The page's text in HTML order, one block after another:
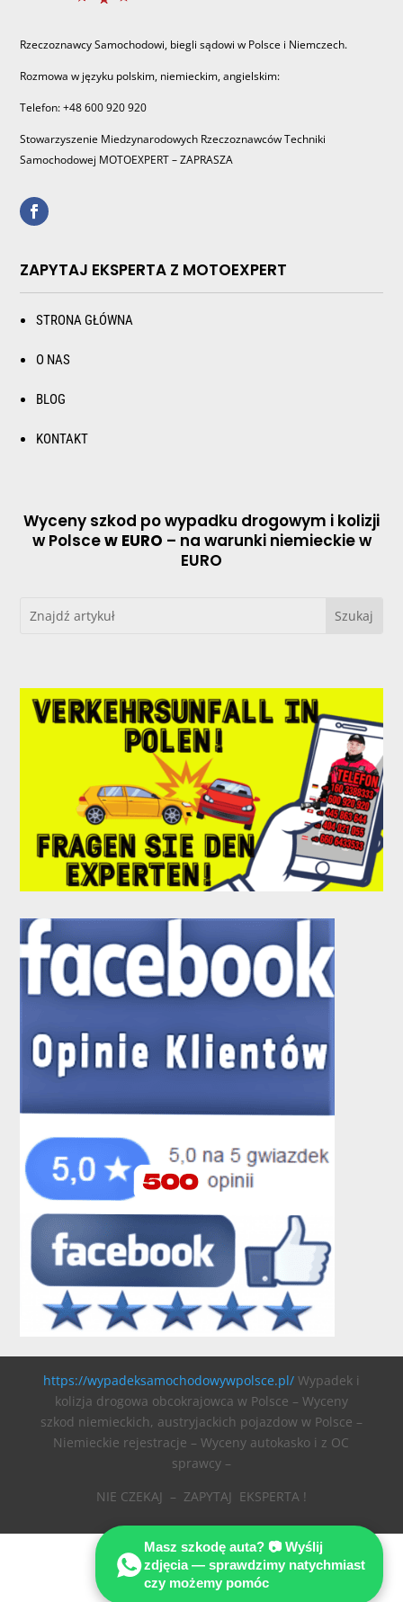
Rzeczoznawcy Samochodowi, biegli sądowi w Polsce i Niemczech.
Rozmowa w języku polskim, niemieckim, angielskim:
Telefon: +48 600 920 920
Stowarzyszenie Miedzynarodowych Rzeczoznawców Techniki
Samochodowej MOTOEXPERT – ZAPRASZA
ZAPYTAJ EKSPERTA Z MOTOEXPERT
STRONA GŁÓWNA
O NAS
BLOG
KONTAKT
Wyceny szkod po wypadku drogowym i kolizji
w Polscew EURO – na warunki niemieckie w
EURO
https://wypadeksamochodowywpolsce.pl/Wypadek i
kolizja drogowa obcokrajowca w Polsce – Wyceny
szkod niemieckich, austryjackich pojazdow w Polsce –
Niemieckie rejestracje – Wyceny autokasko i z OC
sprawcy –
NIE CZEKAJ – ZAPYTAJ EKSPERTA !
Masz szkodę auta? 📷 Wyślij
zdjęcia — sprawdzimy natychmiast
czy możemy pomóc